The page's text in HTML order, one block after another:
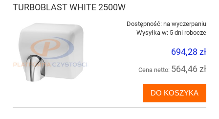
TURBOBLAST WHITE 2500W
Dostępność: na wyczerpaniu
Wysyłka w: 5 dni robocze
694,28 zł
Cena netto: 564,46 zł
DO KOSZYKA